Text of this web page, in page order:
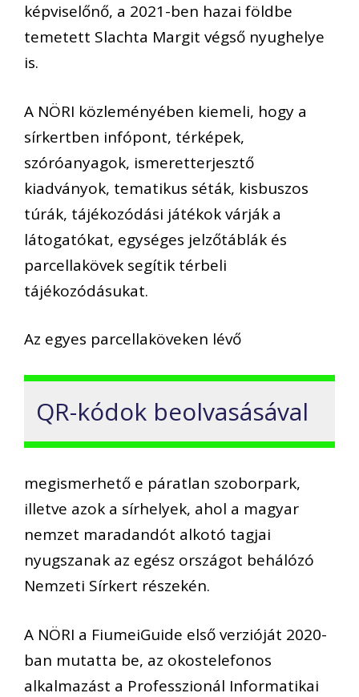
képviselőnő, a 2021-ben hazai földbe
temetett Slachta Margit végső nyughelye
is.
A NÖRI közleményében kiemeli, hogy a
sírkertben infópont, térképek,
szóróanyagok, ismeretterjesztő
kiadványok, tematikus séták, kisbuszos
túrák, tájékozódási játékok várják a
látogatókat, egységes jelzőtáblák és
parcellakövek segítik térbeli
tájékozódásukat.
Az egyes parcellaköveken lévő
QR-kódok beolvasásával
megismerhető e páratlan szoborpark,
illetve azok a sírhelyek, ahol a magyar
nemzet maradandót alkotó tagjai
nyugszanak az egész országot behálózó
Nemzeti Sírkert részekén.
A NÖRI a FiumeiGuide első verzióját 2020-
ban mutatta be, az okostelefonos
alkalmazást a Professzionál Informatikai